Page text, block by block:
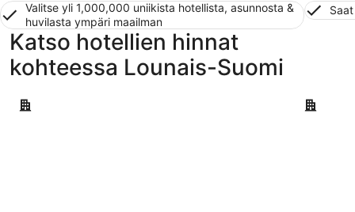
Valitse yli 1,000,000 uniikista hotellista, asunnosta &
huvilasta ympäri maailman
Katso hotellien hinnat
kohteessa Lounais-Suomi
Naantali Turku